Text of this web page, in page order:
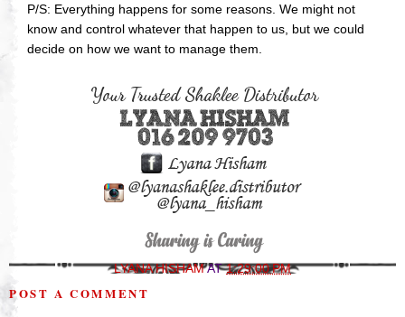
P/S: Everything happens for some reasons. We might not
know and control whatever that happen to us, but we could
decide on how we want to manage them.
LYANA HISHAMAT1:29:00 PM
POST A COMMENT